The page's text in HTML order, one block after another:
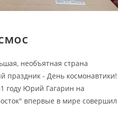
необъятная страна
праздник - День космонавтики!
году Юрий Гагарин на
впервые в мире совершил